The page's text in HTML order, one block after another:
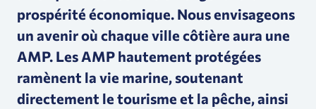
prospérité économique. Nous envisageons
un avenir où chaque ville côtière aura une
AMP. Les AMP hautement protégées
ramènent la vie marine, soutenant
directement le tourisme et la pêche, ainsi